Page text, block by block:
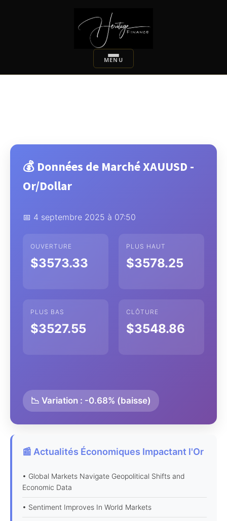
💰 Données de Marché XAUUSD -
Or/Dollar
📅 4 septembre 2025 à 07:50
OUVERTURE
$3573.33
PLUS HAUT
$3578.25
PLUS BAS
$3527.55
CLÔTURE
$3548.86
📉 Variation : -0.68% (baisse)
📰 Actualités Économiques Impactant l'Or
• Global Markets Navigate Geopolitical Shifts and
Economic Data
• Sentiment Improves In World Markets